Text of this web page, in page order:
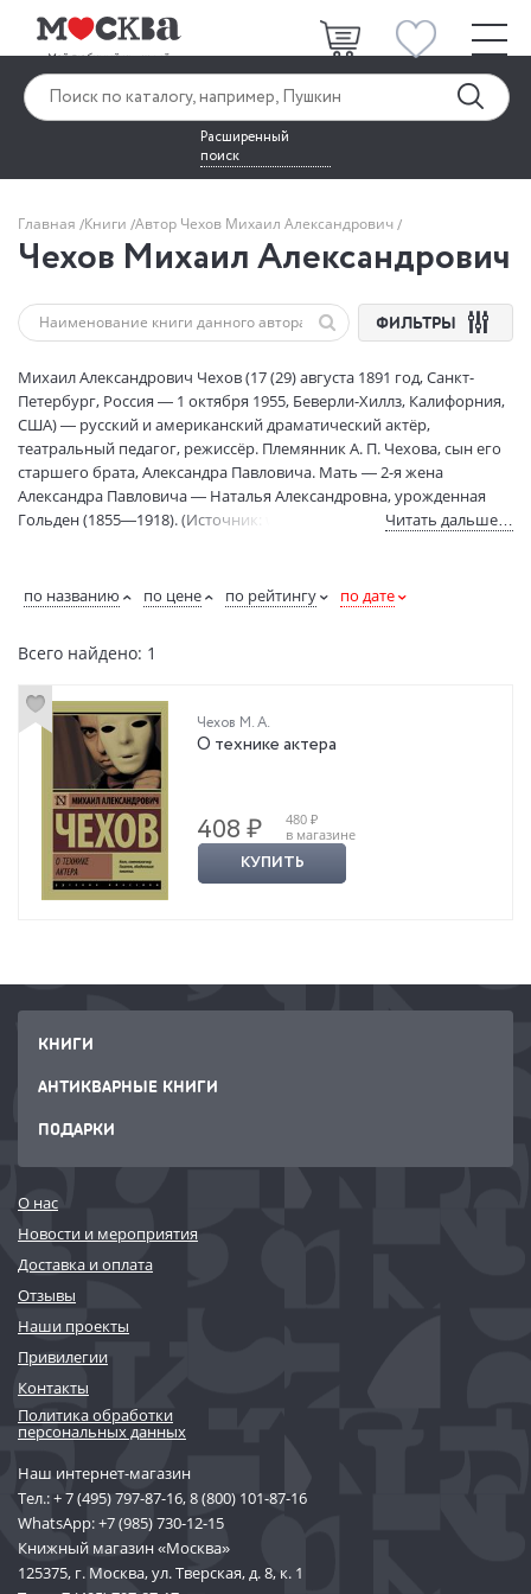
Расширенный
поиск
Главная Книги Автор Чехов Михаил Александрович
Чехов Михаил Александрович
ФИЛЬТРЫ
Михаил Александрович Чехов (17 (29) августа 1891 год, Санкт-
Петербург, Россия — 1 октября 1955, Беверли-Хиллз, Калифорния,
США) — русский и американский драматический актёр,
театральный педагог, режиссёр. Племянник А. П. Чехова, сын его
старшего брата, Александра Павловича. Мать — 2-я жена
Александра Павловича — Наталья Александровна, урожденная
Гольден (1855—1918). (Источник: wikipedia.org).
Читать дальше…
по названию по цене по рейтингу по дате
Всего найдено: 1
Чехов М. А.
О технике актера
408 ₽
480 ₽
в магазине
КУПИТЬ
КНИГИ
АНТИКВАРНЫЕ КНИГИ
ПОДАРКИ
О нас
Новости и мероприятия
Доставка и оплата
Отзывы
Наши проекты
Привилегии
Контакты
Политика обработки
персональных данных
Наш интернет-магазин
Тел.:+ 7 (495) 797-87-16,8 (800) 101-87-16
WhatsApp:+7 (985) 730-12-15
Книжный магазин «Москва»
125375, г. Москва, ул. Тверская, д. 8, к. 1